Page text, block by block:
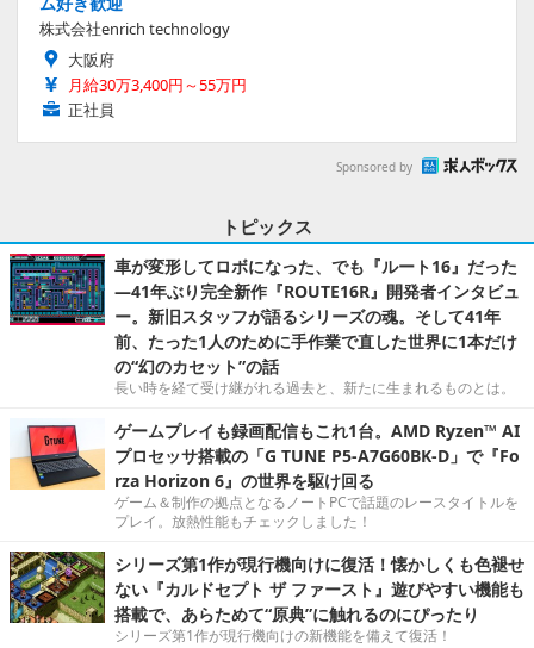
株式会社enrich technology
大阪府
月給30万3,400円～55万円
正社員
Sponsored by
トピックス
車が変形してロボになった、でも『ルート16』だった
―41年ぶり完全新作『ROUTE16R』開発者インタビュ
ー。新旧スタッフが語るシリーズの魂。そして41年
前、たった1人のために手作業で直した世界に1本だけ
の“幻のカセット”の話
長い時を経て受け継がれる過去と、新たに生まれるものとは。
ゲームプレイも録画配信もこれ1台。AMD Ryzen™ AI
プロセッサ搭載の「G TUNE P5-A7G60BK-D」で『Fo
rza Horizon 6』の世界を駆け回る
ゲーム＆制作の拠点となるノートPCで話題のレースタイトルを
プレイ。放熱性能もチェックしました！
シリーズ第1作が現行機向けに復活！懐かしくも色褪せ
ない『カルドセプト ザ ファースト』遊びやすい機能も
搭載で、あらためて“原典”に触れるのにぴったり
シリーズ第1作が現行機向けの新機能を備えて復活！